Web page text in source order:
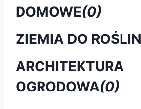
DOMOWE(0)
ZIEMIA DO ROŚLIN
ARCHITEKTURA
OGRODOWA(0)